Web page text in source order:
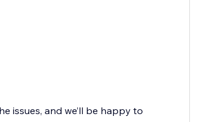
issues, and we’ll be happy to